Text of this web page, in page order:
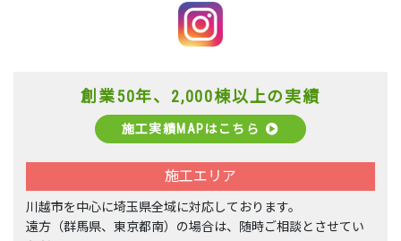
創業50年、2,000棟以上の実績
施工実績MAPはこちら
施工エリア
川越市を中心に埼玉県全域に対応しております。
遠方（群馬県、東京都南）の場合は、随時ご相談とさせてい